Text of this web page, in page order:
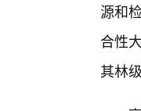
源和
合性
其林